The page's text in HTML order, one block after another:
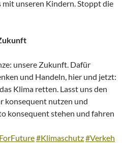
mit unseren Kindern. Stoppt die
unsere Zukunft. Dafür
und Handeln, hier und jetzt:
Klima retten. Lasst uns den
konsequent nutzen und
konsequent stehen und fahren
#Klimaschutz#Verkeh